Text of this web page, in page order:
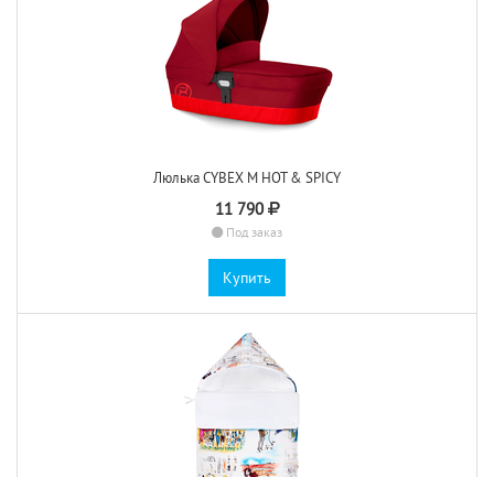
Люлька CYBEX M HOT & SPICY
11 790
Под заказ
Купить